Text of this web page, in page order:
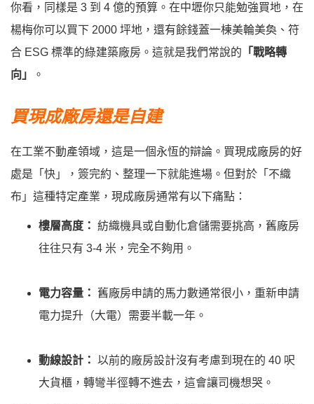
你看，同樣是 3 到 4 億的預算。在中壢你只能勉強買地，在
楊梅你可以買下 2000 坪地，還有餘錢蓋一棟美輪美奐、符
合 ESG 標準的綠建築廠房。這就是我們常說的 「戰略轉
向」
。
買現成廠房還是自建
在工業不動產領域，這是一個永恆的辯論。買現成廠房的好
處是「快」，簽完約、整理一下就能進場。但對於「不織
布」這種特定產業，現成廠房通常有以下痛點：
樓層高度： 紡織機具或自動化倉儲需要挑高，舊廠房
往往只有 3-4 米，完全不夠用。
電力容量：
舊廠房申請的馬力數通常很小，重新申請
電力提升（大電）需要半載一年。
動線設計： 以前的廠房設計沒有考慮到現在的 40 呎
大貨櫃，轉彎半徑轉不進去，這會讓司機想哭。